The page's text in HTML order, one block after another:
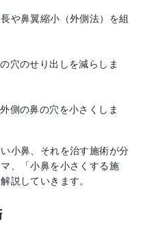
や鼻翼縮小（外側法）を組
穴のせり出しを減らしま
側の鼻の穴を小さくしま
小鼻、それを治す施術が分
、「小鼻を小さくする施
説していきます。